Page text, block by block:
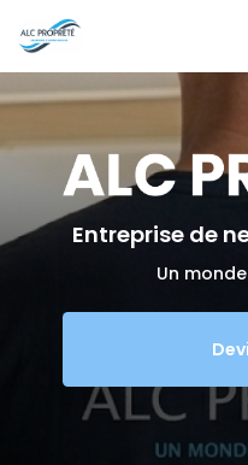
au
contenu
principal
Entreprise de
Un